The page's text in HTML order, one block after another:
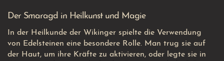
Der Smaragd in Heilkunst und Magie
In der Heilkunde der Wikinger spielte die Verwendung
von Edelsteinen eine besondere Rolle. Man trug sie auf
der Haut, um ihre Kräfte zu aktivieren, oder legte sie in